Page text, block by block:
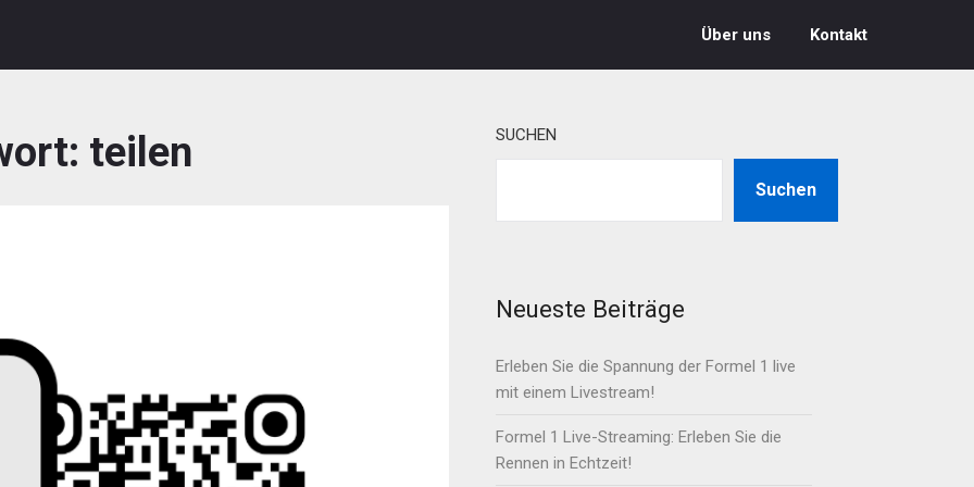
Über uns Kontakt
teilen SUCHEN
Suchen
Neueste Beiträge
Erleben Sie die Spannung der Formel 1 live
mit einem Livestream!
Formel 1 Live-Streaming: Erleben Sie die
Rennen in Echtzeit!